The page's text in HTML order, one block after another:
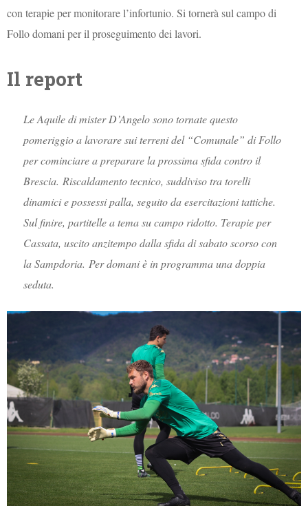
con terapie per monitorare l’infortunio. Si tornerà sul campo di
Follo domani per il proseguimento dei lavori.
Il report
Le Aquile di mister D’Angelo sono tornate questo
pomeriggio a lavorare sui terreni del “Comunale” di Follo
per cominciare a preparare la prossima sfida contro il
Brescia. Riscaldamento tecnico, suddiviso tra torelli
dinamici e possessi palla, seguito da esercitazioni tattiche.
Sul finire, partitelle a tema su campo ridotto. Terapie per
Cassata, uscito anzitempo dalla sfida di sabato scorso con
la Sampdoria. Per domani è in programma una doppia
seduta.